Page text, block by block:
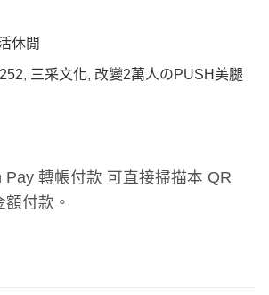
休閒
, 三采文化, 改變2萬人のPUSH美腿
Pay 轉帳付款 可直接掃描本 QR
付款。